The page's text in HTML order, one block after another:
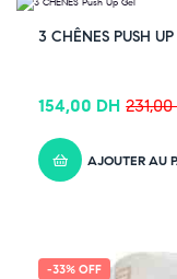
-33% OFF
3 CHÊNES PUSH
154,00 DH
AJOUTER AU
-33% OFF